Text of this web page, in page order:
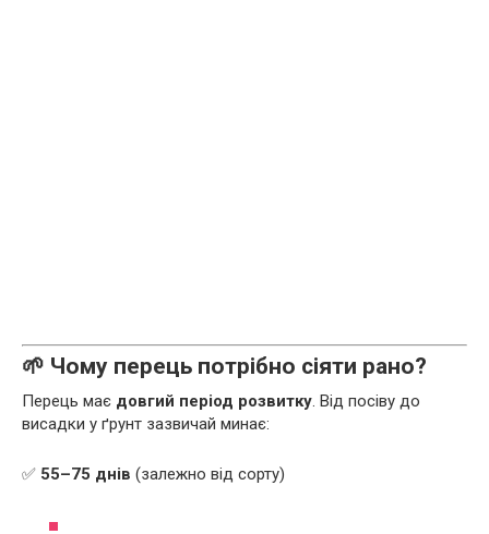
🌱 Чому перець потрібно сіяти рано?
Перець має довгий період розвитку. Від посіву до
висадки у ґрунт зазвичай минає:
✅ 55–75 днів (залежно від сорту)